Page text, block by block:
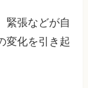
緊張などが自
変化を引き起